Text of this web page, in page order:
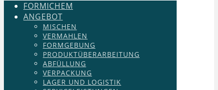
FORMICHEM
ANGEBOT
MISCHEN
VERMAHLEN
FORMGEBUNG
PRODUKTÜBERARBEITUNG
ABFÜLLUNG
VERPACKUNG
LAGER UND LOGISTIK